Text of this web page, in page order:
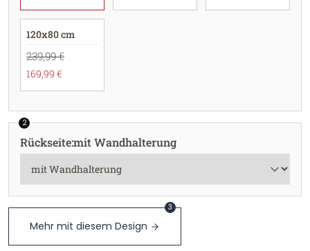
120x80 cm
239,99 €
169,99 €
2
Rückseite:mit Wandhalterung
Mehr mit diesem Design
3